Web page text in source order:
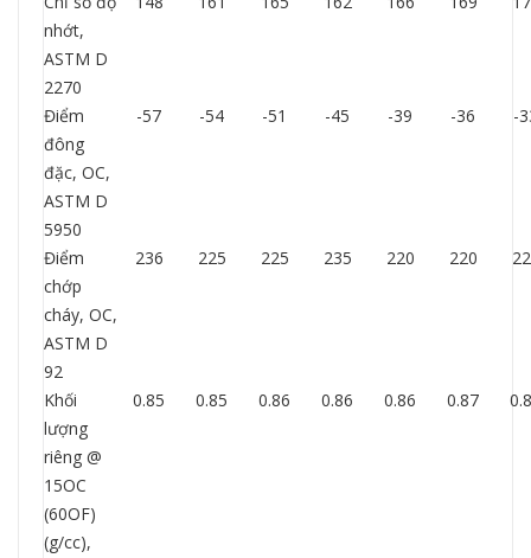
nhớt,
ASTM D
2270
Điểm
đông
đặc, OC,
ASTM D
5950
-57 -54 -51 -45 -39 -36 -
Điểm
chớp
cháy, OC,
ASTM D
92
236 225 225 235 220 220
Khối
lượng
riêng @
15OC
(60OF)
(g/cc),
0.85 0.85 0.86 0.86 0.86 0.87